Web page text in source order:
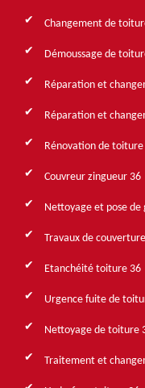
Changement de
Démoussage de
Réparation et
Réparation et
Rénovation de toiture
Couvreur zingueur 36
Nettoyage et pose
Travaux de
Etanchéité toiture 36
Urgence fuite de
Nettoyage de toiture
Traitement et